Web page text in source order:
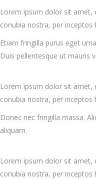
Lorem ipsum dolor sit amet,
conubia nostra, per inceptos
Etiam fringilla purus eget
Duis pellentesque ut mauris
Lorem ipsum dolor sit amet,
conubia nostra, per inceptos
Donec nec fringilla massa.
aliquam.
Lorem ipsum dolor sit amet,
conubia nostra, per inceptos